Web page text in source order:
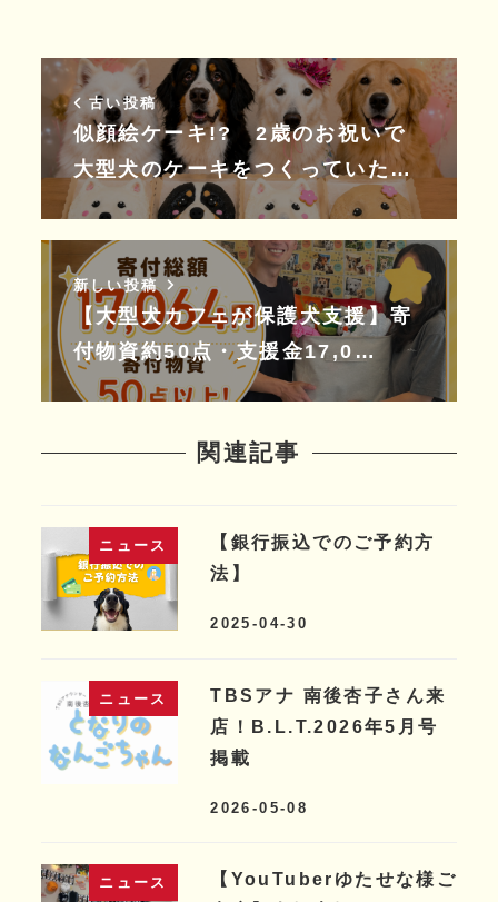
古い投稿
似顔絵ケーキ!? 2歳のお祝いで
大型犬のケーキをつくっていた…
新しい投稿
【大型犬カフェが保護犬支援】寄
付物資約50点・支援金17,0…
関連記事
ニュース
【銀行振込でのご予約方
法】
2025-04-30
ニュース
TBSアナ 南後杏子さん来
店！B.L.T.2026年5月号
掲載
2026-05-08
ニュース
【YouTuberゆたせな様ご